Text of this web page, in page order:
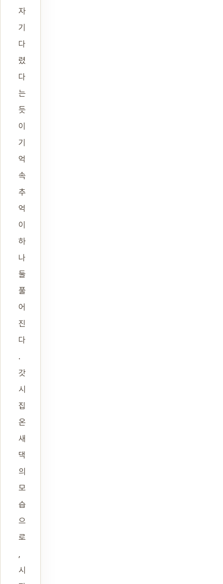
자
기
다
렸
다
는
듯
이
기
억
속
추
억
이
하
나
둘
풀
어
진
다
.
갓
시
집
온
새
댁
의
모
습
으
로
시